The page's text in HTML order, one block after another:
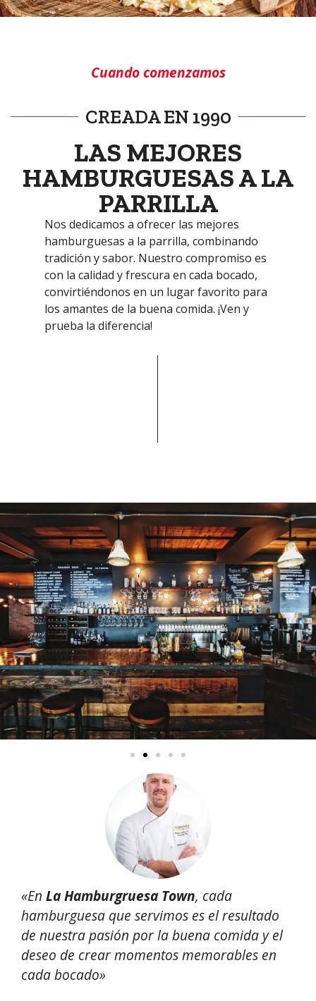
Cuando comenzamos
CREADA EN 1990
LAS MEJORES
HAMBURGUESAS A LA
PARRILLA
Nos dedicamos a ofrecer las mejores
hamburguesas a la parrilla, combinando
tradición y sabor. Nuestro compromiso es
con la calidad y frescura en cada bocado,
convirtiéndonos en un lugar favorito para
los amantes de la buena comida. ¡Ven y
prueba la diferencia!
«En La Hamburgruesa Town, cada
hamburguesa que servimos es el resultado
de nuestra pasión por la buena comida y el
deseo de crear momentos memorables en
cada bocado»